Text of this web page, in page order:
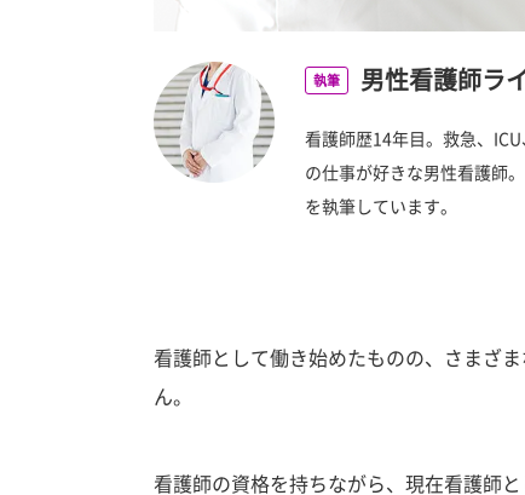
執筆 男性看護師ラ
看護師歴14年目。救急、
の仕事が好きな男性看護師
を執筆しています。
看護師として働き始めたものの、さまざ
ん。
看護師の資格を持ちながら、現在看護師